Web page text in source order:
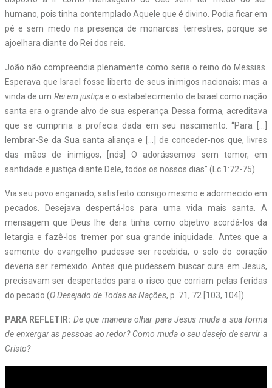
humano, pois tinha contemplado Aquele que é divino. Podia ficar em
pé e sem medo na presença de monarcas terrestres, porque se
ajoelhara diante do Rei dos reis.
João não compreendia plenamente como seria o reino do Messias.
Esperava que Israel fosse liberto de seus inimigos nacionais; mas a
vinda de um Rei em justiçae o estabelecimento de Israel como nação
santa era o grande alvo de sua esperança. Dessa forma, acreditava
que se cumpriria a profecia dada em seu nascimento. “Para […]
lembrar-Se da Sua santa aliança e […] de conceder-nos que, livres
das mãos de inimigos, [nós] O adorássemos sem temor, em
santidade e justiça diante Dele, todos os nossos dias” (Lc 1:72-75).
Via seu povo enganado, satisfeito consigo mesmo e adormecido em
pecados. Desejava despertá-los para uma vida mais santa. A
mensagem que Deus lhe dera tinha como objetivo acordá-los da
letargia e fazê-los tremer por sua grande iniquidade. Antes que a
semente do evangelho pudesse ser recebida, o solo do coração
deveria ser remexido. Antes que pudessem buscar cura em Jesus,
precisavam ser despertados para o risco que corriam pelas feridas
do pecado (O Desejado de Todas as Nações, p. 71, 72 [103, 104]).
PARA REFLETIR: De que maneira olhar para Jesus muda a sua forma
de enxergar as pessoas ao redor? Como muda o seu desejo de servir a
Cristo?